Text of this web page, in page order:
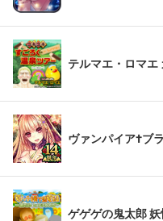
テルマエ・ロマエ
ヴァンパイア†ブ
ゲゲゲの鬼太郎